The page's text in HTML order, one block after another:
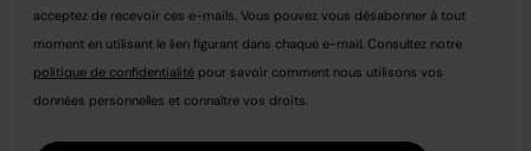
acceptez de recevoir ces e-mails. Vous pouvez vous désabonner à tout
moment en utilisant le lien figurant dans chaque e-mail. Consultez notre
politique de confidentialité pour savoir comment nous utilisons vos
données personnelles et connaître vos droits.